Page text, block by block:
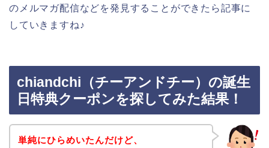
のメルマガ配信などを発見することができたら記事に
していきますね♪
chiandchi（チーアンドチー）の誕生
日特典クーポンを探してみた結果！
単純にひらめいたんだけど、